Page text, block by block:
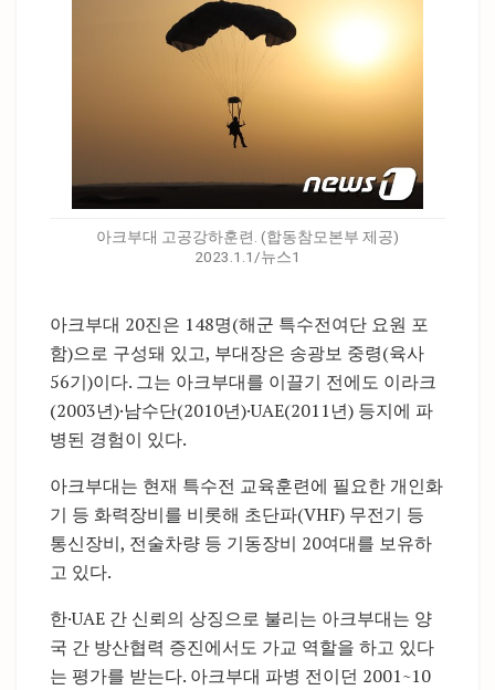
아크부대 고공강하훈련. (합동참모본부 제공)
2023.1.1/뉴스1
아크부대 20진은 148명(해군 특수전여단 요원 포
함)으로 구성돼 있고, 부대장은 송광보 중령(육사
56기)이다. 그는 아크부대를 이끌기 전에도 이라크
(2003년)·남수단(2010년)·UAE(2011년) 등지에 파
병된 경험이 있다.
아크부대는 현재 특수전 교육훈련에 필요한 개인화
기 등 화력장비를 비롯해 초단파(VHF) 무전기 등
통신장비, 전술차량 등 기동장비 20여대를 보유하
고 있다.
한·UAE 간 신뢰의 상징으로 불리는 아크부대는 양
국 간 방산협력 증진에서도 가교 역할을 하고 있다
는 평가를 받는다. 아크부대 파병 전이던 2001~10